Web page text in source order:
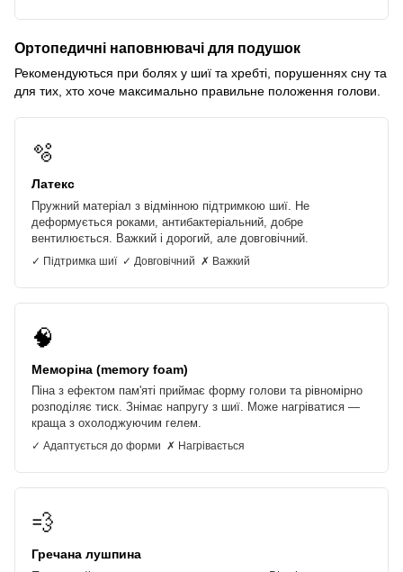
Ортопедичні наповнювачі для подушок
Рекомендуються при болях у шиї та хребті, порушеннях сну та
для тих, хто хоче максимально правильне положення голови.
🫧
Латекс
Пружний матеріал з відмінною підтримкою шиї. Не
деформується роками, антибактеріальний, добре
вентилюється. Важкий і дорогий, але довговічний.
✓ Підтримка шиї ✓ Довговічний ✗ Важкий
🧠
Меморіна (memory foam)
Піна з ефектом пам'яті приймає форму голови та рівномірно
розподіляє тиск. Знімає напругу з шиї. Може нагріватися —
краща з охолоджуючим гелем.
✓ Адаптується до форми ✗ Нагрівається
💨
Гречана лушпина